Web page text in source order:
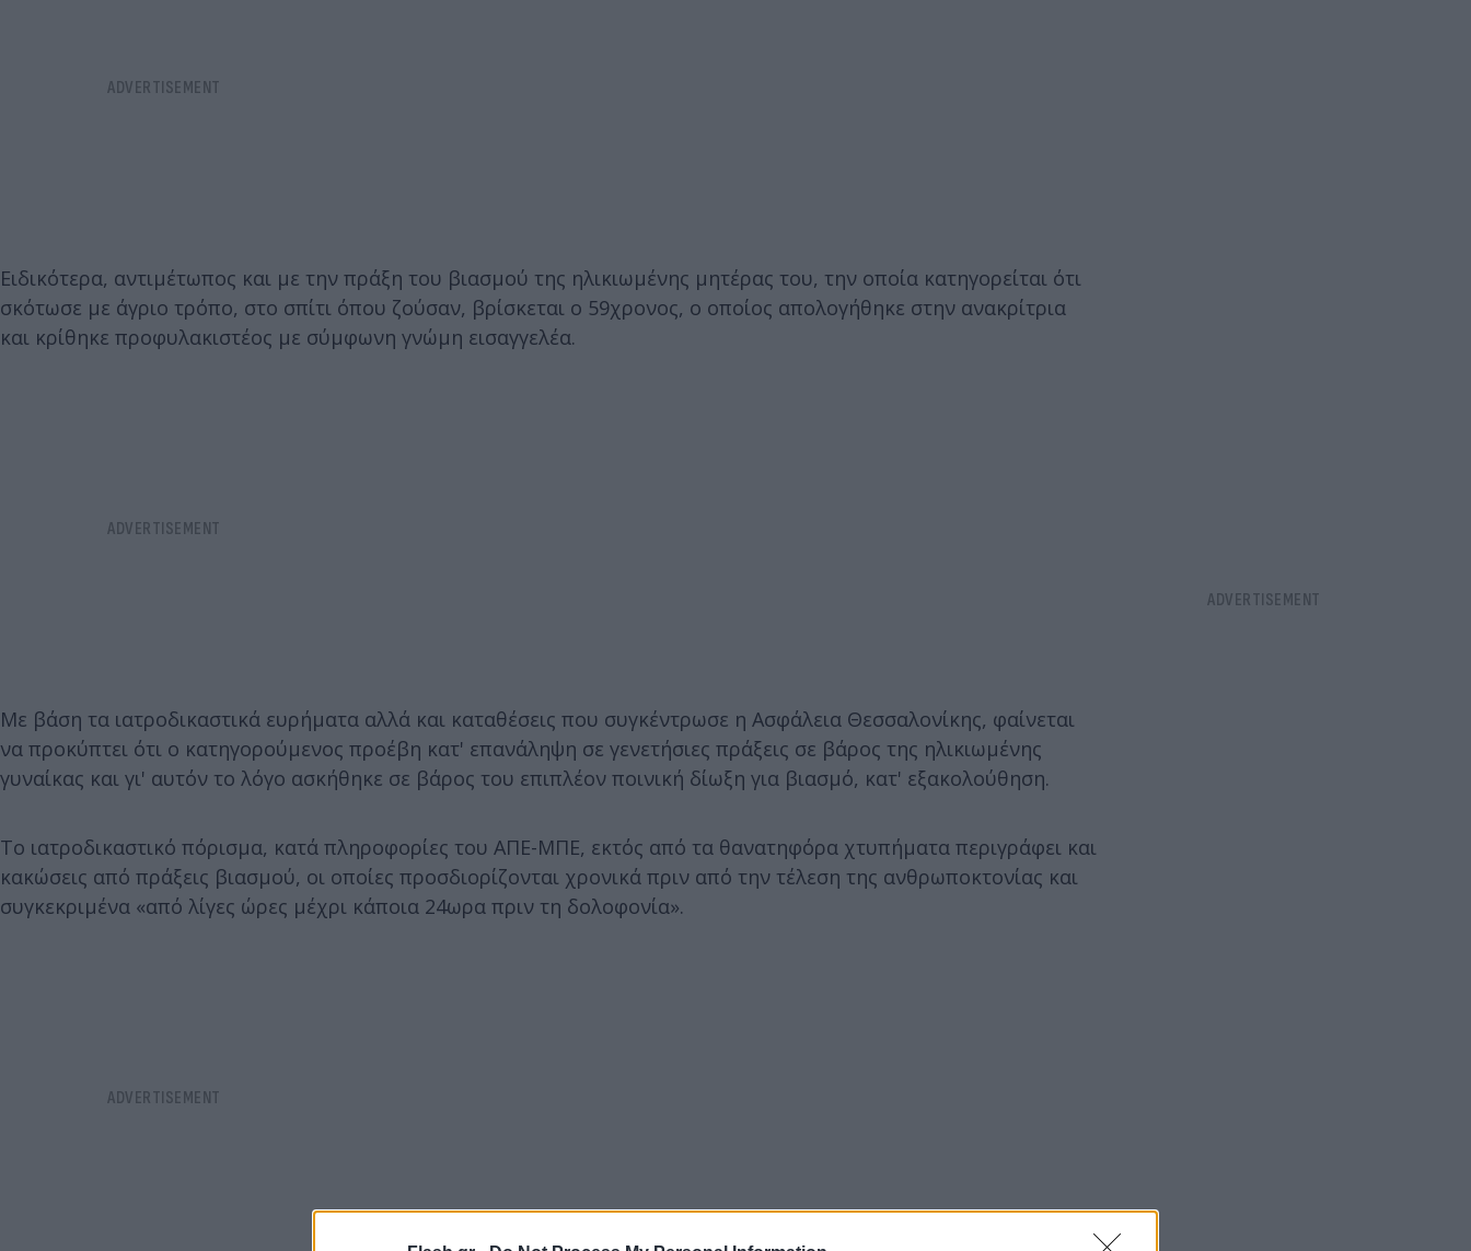
Ειδικότερα, αντιμέτωπος και με την πράξη του βιασμού της ηλικιωμένης μητέρας του, την οποία κατηγορείται ότι
σκότωσε με άγριο τρόπο, στο σπίτι όπου ζούσαν, βρίσκεται ο 59χρονος, ο οποίος απολογήθηκε στην ανακρίτρια
και κρίθηκε προφυλακιστέος με σύμφωνη γνώμη εισαγγελέα.
Με βάση τα ιατροδικαστικά ευρήματα αλλά και καταθέσεις που συγκέντρωσε η Ασφάλεια Θεσσαλονίκης, φαίνεται
να προκύπτει ότι ο κατηγορούμενος προέβη κατ' επανάληψη σε γενετήσιες πράξεις σε βάρος της ηλικιωμένης
γυναίκας και γι' αυτόν το λόγο ασκήθηκε σε βάρος του επιπλέον ποινική δίωξη για βιασμό, κατ' εξακολούθηση.
Το ιατροδικαστικό πόρισμα, κατά πληροφορίες του ΑΠΕ-ΜΠΕ, εκτός από τα θανατηφόρα χτυπήματα περιγράφει και
κακώσεις από πράξεις βιασμού, οι οποίες προσδιορίζονται χρονικά πριν από την τέλεση της ανθρωποκτονίας και
συγκεκριμένα «από λίγες ώρες μέχρι κάποια 24ωρα πριν τη δολοφονία».